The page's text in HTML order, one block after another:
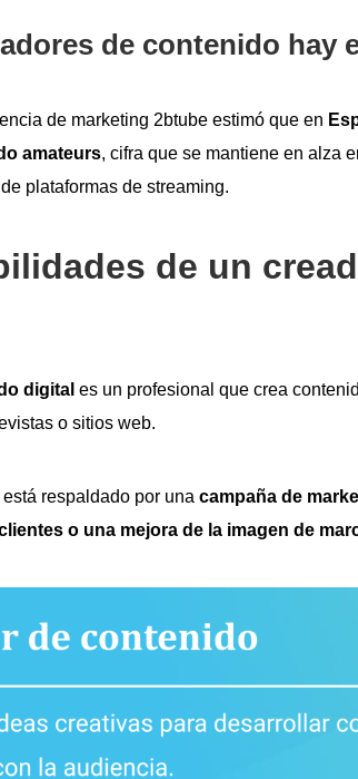
de contenido hay
de marketing 2btube estimó que en
amateurs, cifra que se mantiene en alza
plataformas de streaming.
de un
digital es un profesional que crea
o sitios web.
respaldado por una campaña de
o una mejora de la imagen de